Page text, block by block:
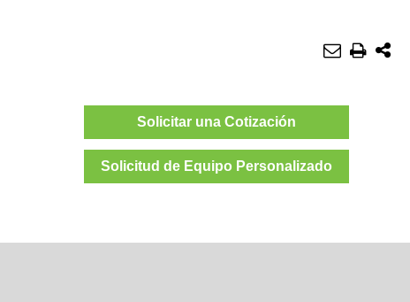
Solicitar una Cotización
Solicitud de Equipo Personalizado